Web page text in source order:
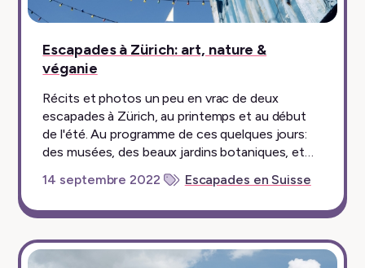
Escapades à Zürich: art, nature &
véganie
Récits et photos un peu en vrac de deux
escapades à Zürich, au printemps et au début
de l'été. Au programme de ces quelques jours:
des musées, des beaux jardins botaniques, et…
14 septembre 2022
Escapades en Suisse